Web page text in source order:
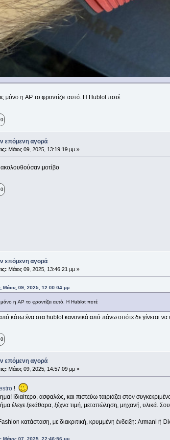
μόνο η AP το φροντίζει αυτό. Η Hublot ποτέ
0
επόμενη αγορά
Μάιος 09, 2025, 13:19:19 μμ »
μοτίβο
0
επόμενη αγορά
Μάιος 09, 2025, 13:46:21 μμ »
Μάιος 09, 2025, 12:00:04 μμ
η AP το φροντίζει αυτό. Η Hublot ποτέ
κάτω ένα στα hublot κανονικά από πάνω οπότε δε γίνεται να
0
επόμενη αγορά
Μάιος 09, 2025, 14:57:09 μμ »
!
Ιδιαίτερο, ασφαλώς, και πιστεύω ταιριάζει στον
έλεγε ξεκάθαρα, ξέχνα τιμή, μεταπώληση, μηχανή, υλικά.
κατάσταση, με διακριτική, κρυμμένη ένδειξη: Armani
Μάιος 07, 2025, 22:46:56 μμ